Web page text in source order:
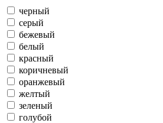
черный
серый
бежевый
белый
красный
коричневый
оранжевый
желтый
зеленый
голубой